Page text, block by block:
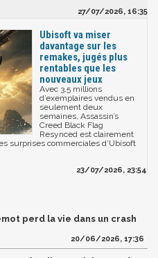
27/07/2026, 16:35
Ubisoft va miser
davantage sur les
remakes, jugés plus
rentables que les
nouveaux jeux
Avec 3,5 millions
d’exemplaires vendus en
seulement deux
semaines, Assassin’s
Creed Black Flag
Resynced est clairement
surprises commerciales d’Ubisoft
23/07/2026, 23:54
perd la vie dans un crash
20/06/2026, 17:36